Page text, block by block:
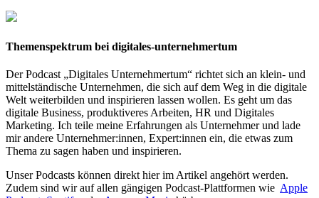
Themenspektrum bei digitales-unternehmertum
Der Podcast „Digitales Unternehmertum“ richtet sich an klein- und
mittelständische Unternehmen, die sich auf dem Weg in die digitale
Welt weiterbilden und inspirieren lassen wollen. Es geht um das
digitale Business, produktiveres Arbeiten, HR und Digitales
Marketing. Ich teile meine Erfahrungen als Unternehmer und lade
mir andere Unternehmer:innen, Expert:innen ein, die etwas zum
Thema zu sagen haben und inspirieren.
Unser Podcasts können direkt hier im Artikel angehört werden.
Zudem sind wir auf allen gängigen Podcast-Plattformen wie Apple